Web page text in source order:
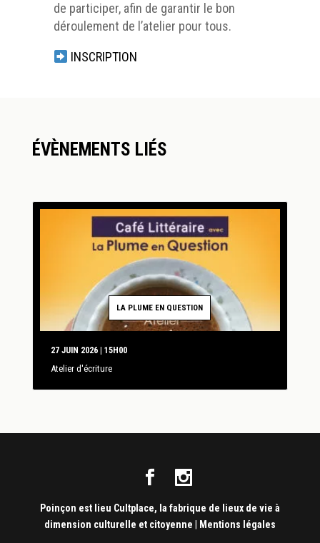
de participer, afin de garantir le bon
déroulement de l’atelier pour tous.
INSCRIPTION
ÉVÈNEMENTS LIÉS
LA PLUME EN QUESTION
27 JUIN 2026 | 15H00
Atelier d'écriture
Poinçon est lieu Cultplace, la fabrique de lieux de vie à
dimension culturelle et citoyenne
Mentions légales